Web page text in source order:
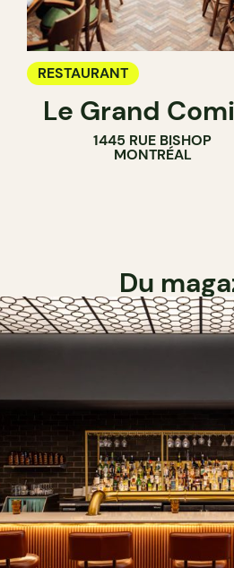
RESTAURANT
Le Grand
1445 RUE BISHOP
MONTRÉAL
Du